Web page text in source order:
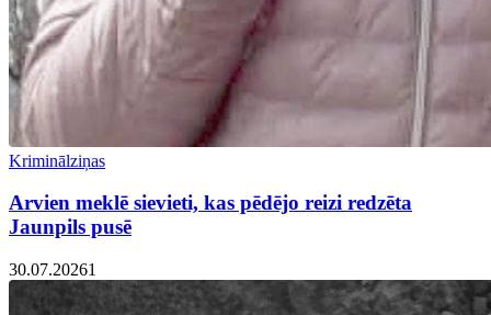
Kriminālziņas
Arvien meklē sievieti, kas pēdējo reizi redzēta
Jaunpils pusē
30.07.20261